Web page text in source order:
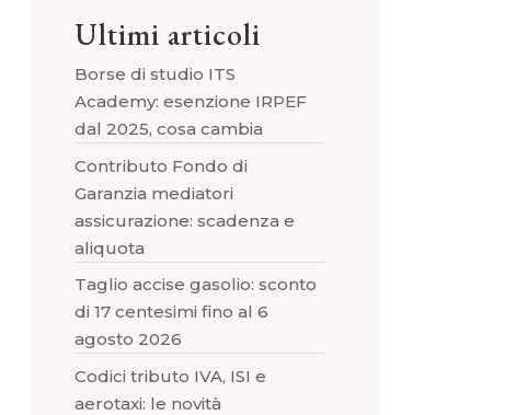
Ultimi articoli
Borse di studio ITS
Academy: esenzione IRPEF
dal 2025, cosa cambia
Contributo Fondo di
Garanzia mediatori
assicurazione: scadenza e
aliquota
Taglio accise gasolio: sconto
di 17 centesimi fino al 6
agosto 2026
Codici tributo IVA, ISI e
aerotaxi: le novità